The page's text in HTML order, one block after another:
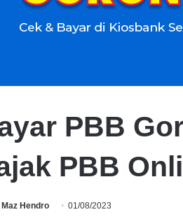
PBB
PBB
Maz Hendro 01/08/2023